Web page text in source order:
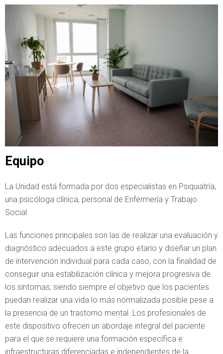
Equipo
La Unidad está formada por dos especialistas en Psiquiatría,
una psicóloga clínica, personal de Enfermería y Trabajo
Social.
Las funciones principales son las de realizar una evaluación y
diagnóstico adecuados a este grupo etario y diseñar un plan
de intervención individual para cada caso, con la finalidad de
conseguir una estabilización clínica y mejora progresiva de
los síntomas; siendo siempre el objetivo que los pacientes
puedan realizar una vida lo más normalizada posible pese a
la presencia de un trastorno mental. Los profesionales de
este dispositivo ofrecen un abordaje integral del paciente
para el que se requiere una formación específica e
infraestructuras diferenciadas e independientes de la